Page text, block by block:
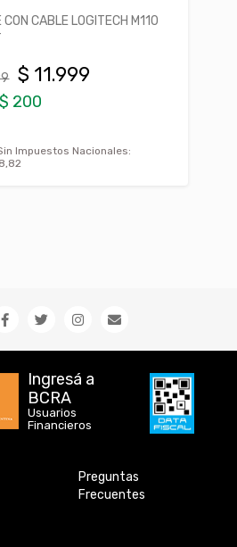
CON CABLE LOGITECH M110
$ 11.999
$ 200
Impuestos Nacionales:
Ingresá a
BCRA
Usuarios
Financieros
Preguntas
Frecuentes